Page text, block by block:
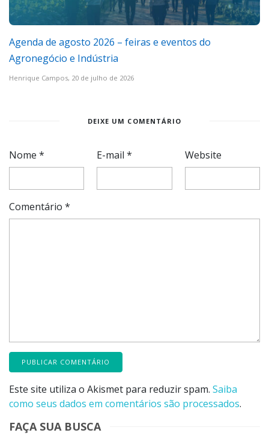
Agenda de agosto 2026 – feiras e eventos do
Agronegócio e Indústria
Henrique Campos, 20 de julho de 2026
DEIXE UM COMENTÁRIO
Nome * E-mail* Website
Comentário *
Este site utiliza o Akismet para reduzir spam. Saiba
como seus dados em comentários são processados.
FAÇA SUA BUSCA